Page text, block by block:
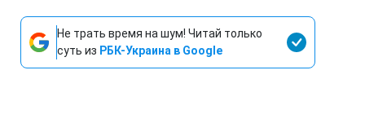
Не трать время на шум! Читай только
суть из РБК-Украина в Google